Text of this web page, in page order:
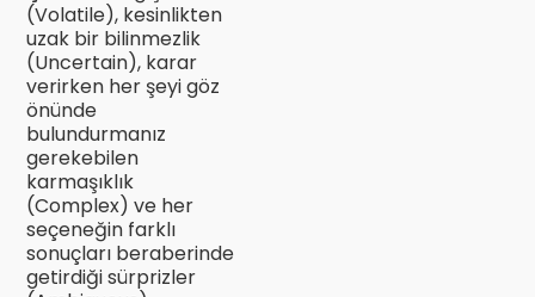
(Volatile), kesinlikten
uzak bir bilinmezlik
(Uncertain), karar
verirken her şeyi göz
önünde
bulundurmanız
gerekebilen
karmaşıklık
(Complex) ve her
seçeneğin farklı
sonuçları beraberinde
getirdiği sürprizler